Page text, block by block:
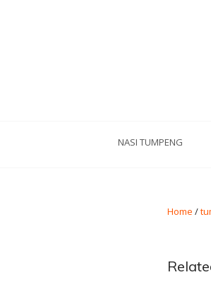
NASI TUMPENG
Home /